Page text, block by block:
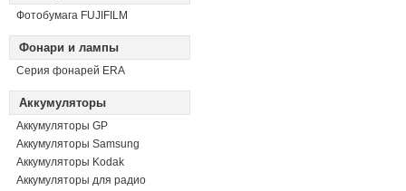
Фотобумага FUJIFILM
Фонари и лампы
Серия фонарей ERA
Аккумуляторы
Аккумуляторы GP
Аккумуляторы Samsung
Аккумуляторы Kodak
Аккумуляторы для радио